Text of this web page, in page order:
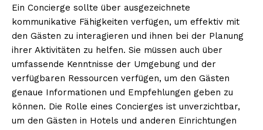
Ein Concierge sollte über ausgezeichnete
kommunikative Fähigkeiten verfügen, um effektiv mit
den Gästen zu interagieren und ihnen bei der Planung
ihrer Aktivitäten zu helfen. Sie müssen auch über
umfassende Kenntnisse der Umgebung und der
verfügbaren Ressourcen verfügen, um den Gästen
genaue Informationen und Empfehlungen geben zu
können. Die Rolle eines Concierges ist unverzichtbar,
um den Gästen in Hotels und anderen Einrichtungen